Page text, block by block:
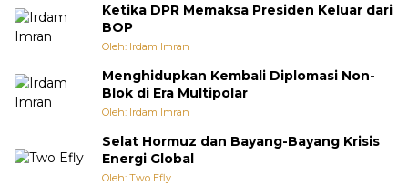
Ketika DPR Memaksa Presiden Keluar dari
BOP
Oleh: Irdam Imran
Menghidupkan Kembali Diplomasi Non-
Blok di Era Multipolar
Oleh: Irdam Imran
Selat Hormuz dan Bayang-Bayang Krisis
Energi Global
Oleh: Two Efly